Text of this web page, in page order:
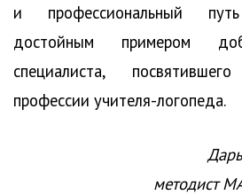
и профессиональный
достойным примером
специалиста,
профессии учителя-логопеда.
методист